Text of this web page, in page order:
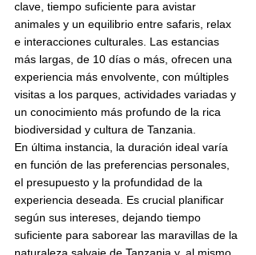
clave, tiempo suficiente para avistar
animales y un equilibrio entre safaris, relax
e interacciones culturales. Las estancias
más largas, de 10 días o más, ofrecen una
experiencia más envolvente, con múltiples
visitas a los parques, actividades variadas y
un conocimiento más profundo de la rica
biodiversidad y cultura de Tanzania.
En última instancia, la duración ideal varía
en función de las preferencias personales,
el presupuesto y la profundidad de la
experiencia deseada. Es crucial planificar
según sus intereses, dejando tiempo
suficiente para saborear las maravillas de la